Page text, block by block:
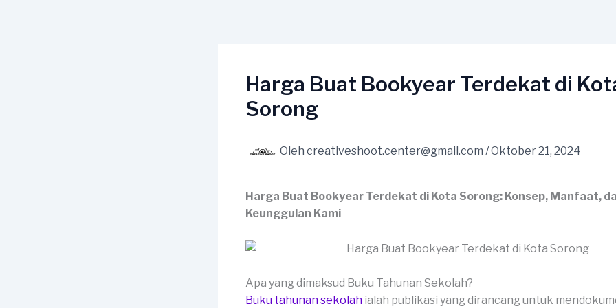
Harga Buat Bookyear Terdekat di
Sorong
Oleh creativeshoot.center@gmail.com /Oktober 21, 2024
Harga Buat Bookyear Terdekat di Kota Sorong: Konsep, Manfaat,
Keunggulan Kami
Apa yang dimaksud Buku Tahunan Sekolah?
Buku tahunan sekolah ialah publikasi yang dirancang untuk